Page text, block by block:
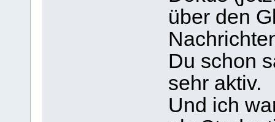
über den
Du schon
sehr aktiv.
Und ich